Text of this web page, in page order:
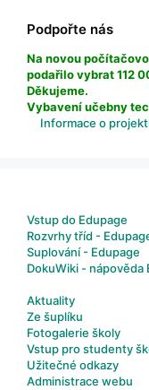
Podpořte nás
Na novou
podařilo vybrat 112
Děkujeme.
Vybavení učebny
Informace o
Vstup do Edupage
Rozvrhy tříd -
Suplování - Edupage
DokuWiki - nápověda
Aktuality
Ze šuplíku
Fotogalerie školy
Vstup pro studenty
Užitečné odkazy
Administrace webu